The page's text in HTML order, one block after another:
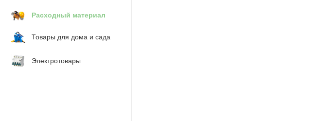
Расходный материал
Товары для дома и сада
Электротовары